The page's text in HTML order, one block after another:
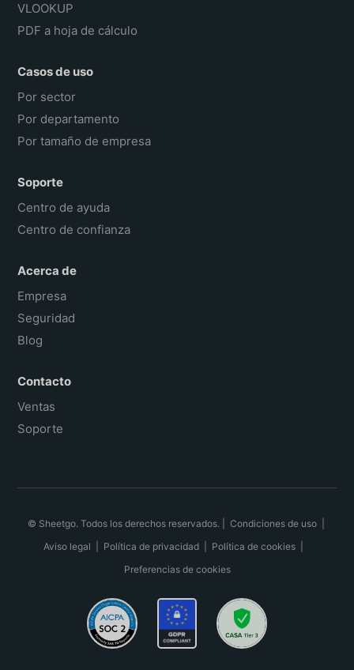
VLOOKUP
PDF a hoja de cálculo
Casos de uso
Por sector
Por departamento
Por tamaño de empresa
Soporte
Centro de ayuda
Centro de confianza
Acerca de
Empresa
Seguridad
Blog
Contacto
Ventas
Soporte
© Sheetgo. Todos los derechos reservados. | Condiciones de uso|
Aviso legal
Política de privacidad Política de cookies
Preferencias de cookies